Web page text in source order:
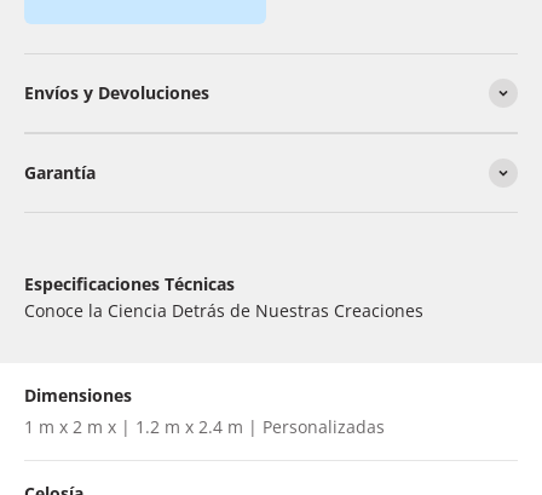
Envíos y Devoluciones
Garantía
Especificaciones Técnicas
Conoce la Ciencia Detrás de Nuestras Creaciones
Dimensiones
1 m x 2 m x | 1.2 m x 2.4 m | Personalizadas